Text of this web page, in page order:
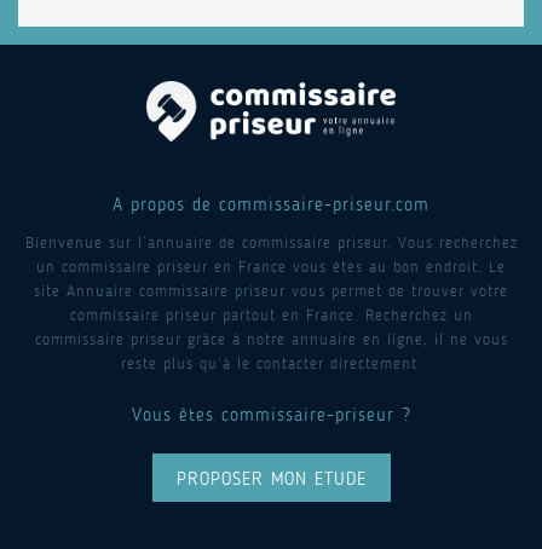
A propos de commissaire-priseur.com
Bienvenue sur l’annuaire de commissaire priseur. Vous recherchez
un commissaire priseur en France vous êtes au bon endroit. Le
site Annuaire commissaire priseur vous permet de trouver votre
commissaire priseur partout en France. Recherchez un
commissaire priseur grâce à notre annuaire en ligne, il ne vous
reste plus qu’à le contacter directement.
Vous êtes commissaire-priseur ?
PROPOSER MON ETUDE